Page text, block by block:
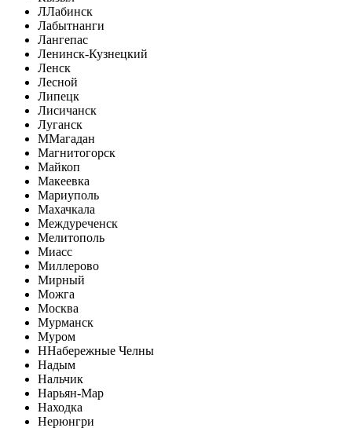
ЛЛабинск
Лабытнанги
Лангепас
Ленинск-Кузнецкий
Ленск
Лесной
Липецк
Лисичанск
Луганск
ММагадан
Магнитогорск
Майкоп
Макеевка
Мариуполь
Махачкала
Междуреченск
Мелитополь
Миасс
Миллерово
Мирный
Можга
Москва
Мурманск
Муром
ННабережные Челны
Надым
Нальчик
Нарьян-Мар
Находка
Нерюнгри